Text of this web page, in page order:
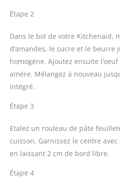
Étape 2
Dans le bol de votre Kitchenaid,
d’amandes, le sucre et le beurre
homogène. Ajoutez ensuite l’oeuf
amère. Mélangez à nouveau
intégré.
Étape 3
Etalez un rouleau de pâte
cuisson. Garnissez le centre
en laissant 2 cm de bord libre.
Étape 4